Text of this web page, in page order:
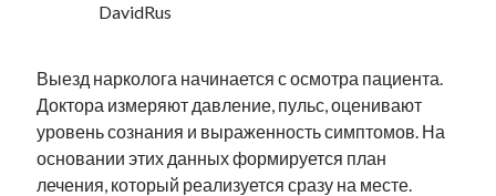
DavidRus
Выезд нарколога начинается с осмотра пациента.
Доктора измеряют давление, пульс, оценивают
уровень сознания и выраженность симптомов. На
основании этих данных формируется план
лечения, который реализуется сразу на месте.